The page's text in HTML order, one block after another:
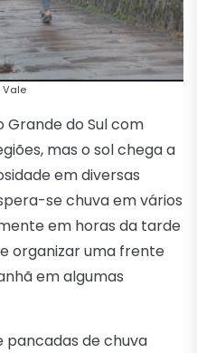
Vale
Grande do Sul com
mas o sol chega a
em diversas
se chuva em vários
em horas da tarde
organizar uma frente
em algumas
pancadas de chuva